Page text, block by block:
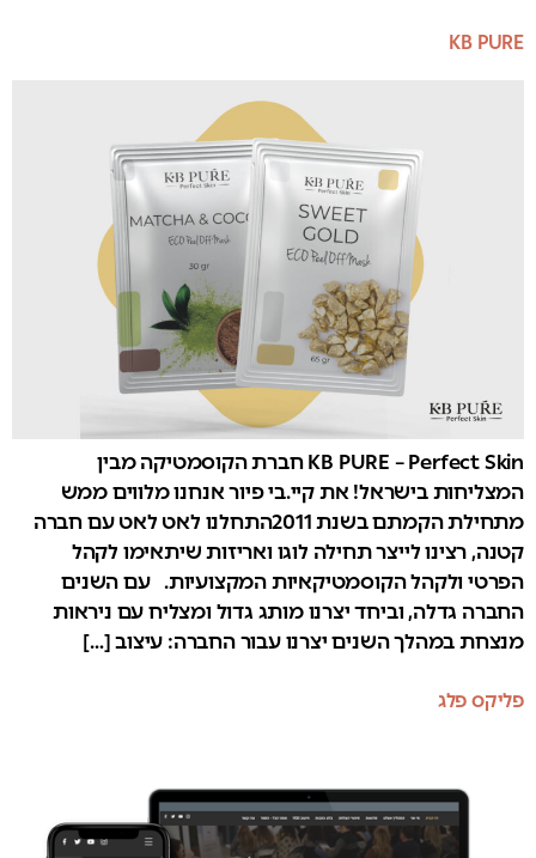
KB PURE
KB PURE – Perfect Skin חברת הקוסמטיקה מבין
המצליחות בישראל! את קיי.בי פיור אנחנו מלווים ממש
מתחילת הקמתם בשנת 2011התחלנו לאט לאט עם חברה
קטנה, רצינו לייצר תחילה לוגו ואריזות שיתאימו לקהל
הפרטי ולקהל הקוסמטיקאיות המקצועיות. עם השנים
החברה גדלה, וביחד יצרנו מותג גדול ומצליח עם ניראות
מנצחת במהלך השנים יצרנו עבור החברה: עיצוב […]
פליקס פלג